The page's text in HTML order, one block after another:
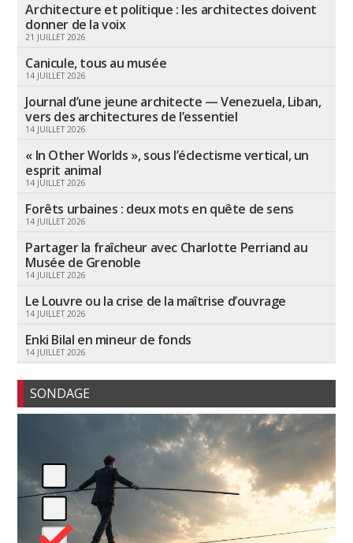
Architecture et politique : les architectes doivent
donner de la voix
21 JUILLET 2026
Canicule, tous au musée
14 JUILLET 2026
Journal d’une jeune architecte — Venezuela, Liban,
vers des architectures de l’essentiel
14 JUILLET 2026
« In Other Worlds », sous l’éclectisme vertical, un
esprit animal
14 JUILLET 2026
Forêts urbaines : deux mots en quête de sens
14 JUILLET 2026
Partager la fraîcheur avec Charlotte Perriand au
Musée de Grenoble
14 JUILLET 2026
Le Louvre ou la crise de la maîtrise d’ouvrage
14 JUILLET 2026
Enki Bilal en mineur de fonds
14 JUILLET 2026
SONDAGE